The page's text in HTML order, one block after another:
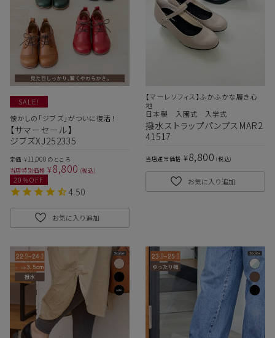
SALE!
懐かしの「ジブズ」がついに復活！
【サマーセール】
ジブズXJ252335
定価 ¥11,000 のところ
当店特別価格 ¥8,800 税込
20%OFF
4.50
お気に入り追加
【マーレソフィス】ふかふかな履き心
地
日本製 入園式 入学式
撥水ストラップパンプスMAR2
41517
当店通常価格 ¥8,800 税込
お気に入り追加